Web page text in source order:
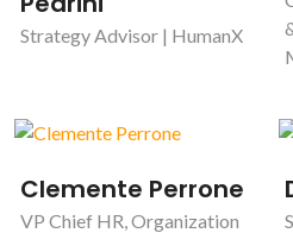
Strategy Advisor | HumanX
Clemente Perrone
VP Chief HR, Organization